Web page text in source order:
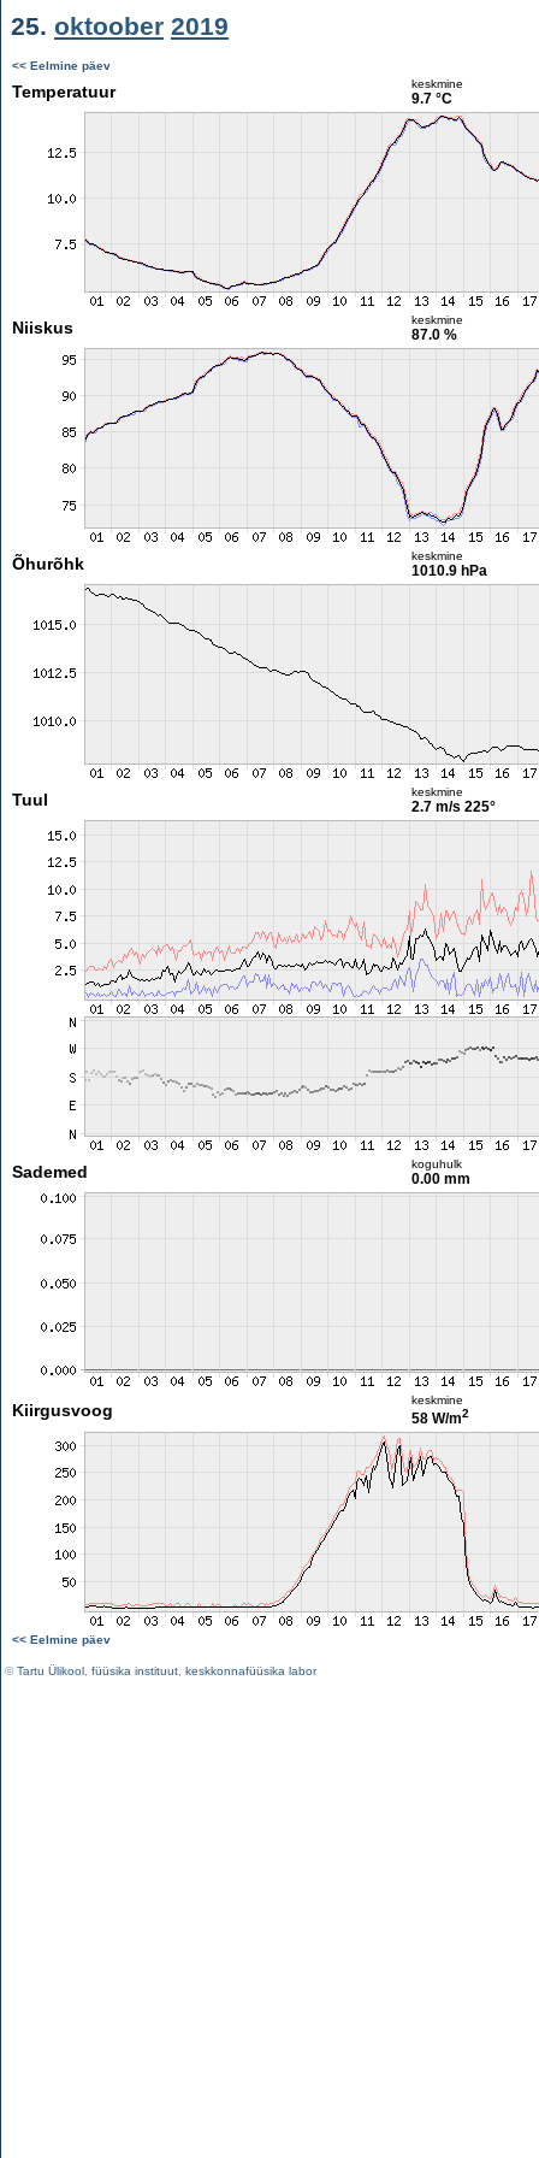
25. oktoober 2019
<< Eelmine päev
Temperatuur keskmine
9.7 °C
Niiskus keskmine
87.0 %
Õhurõhk keskmine
1010.9 hPa
Tuul keskmine
2.7 m/s 225°
Sademed koguhulk
0.00 mm
Kiirgusvoog
keskmine
58 W/m2
<< Eelmine päev
©Tartu Ülikool füüsika instituut keskkonnafüüsika labor